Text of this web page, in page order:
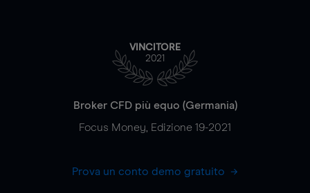
VINCITORE
2021
Broker CFD più equo (Germania)
Focus Money, Edizione 19-2021
Prova un conto demo gratuito